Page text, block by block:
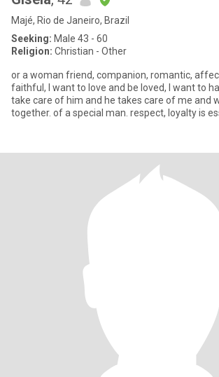
Majé, Rio de Janeiro, Brazil
Seeking: Male 43 - 60
Religion: Christian - Other
or a woman friend, companion, romantic,
faithful, I want to love and be loved, I want to
take care of him and he takes care of me and
together. of a special man. respect, loyalty is